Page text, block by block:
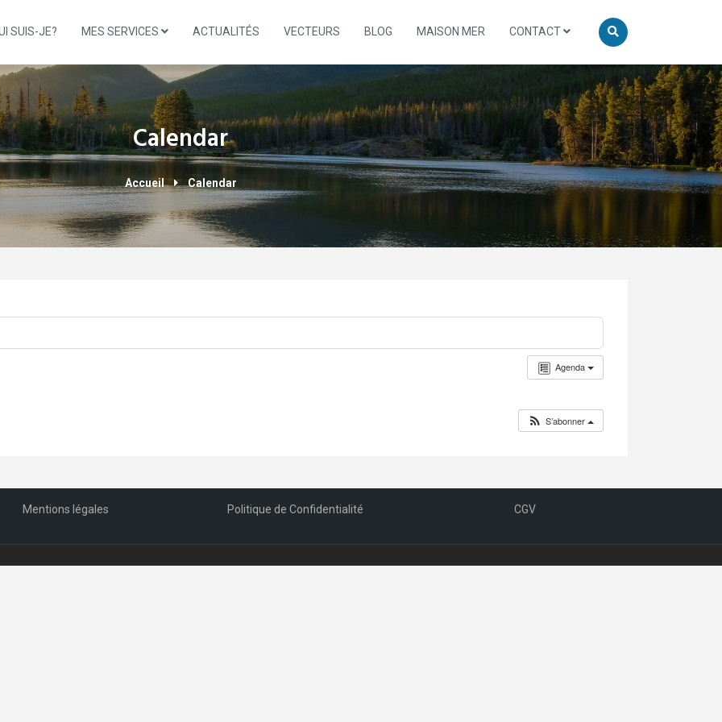
SUIS-JE? MES SERVICES ACTUALITÉS VECTEURS BLOG MAISON MER CONTACT
Calendar
Accueil Calendar
Agenda
S’abonner
Mentions légales Politique de Confidentialité CGV